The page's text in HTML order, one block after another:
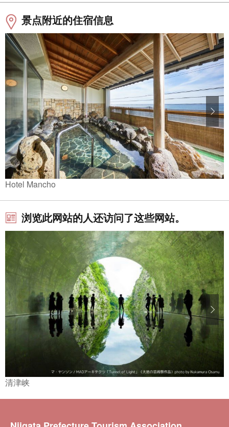
景点附近的住宿信息
Hotel Mancho
浏览此网站的人还访问了这些网站。
清津峡